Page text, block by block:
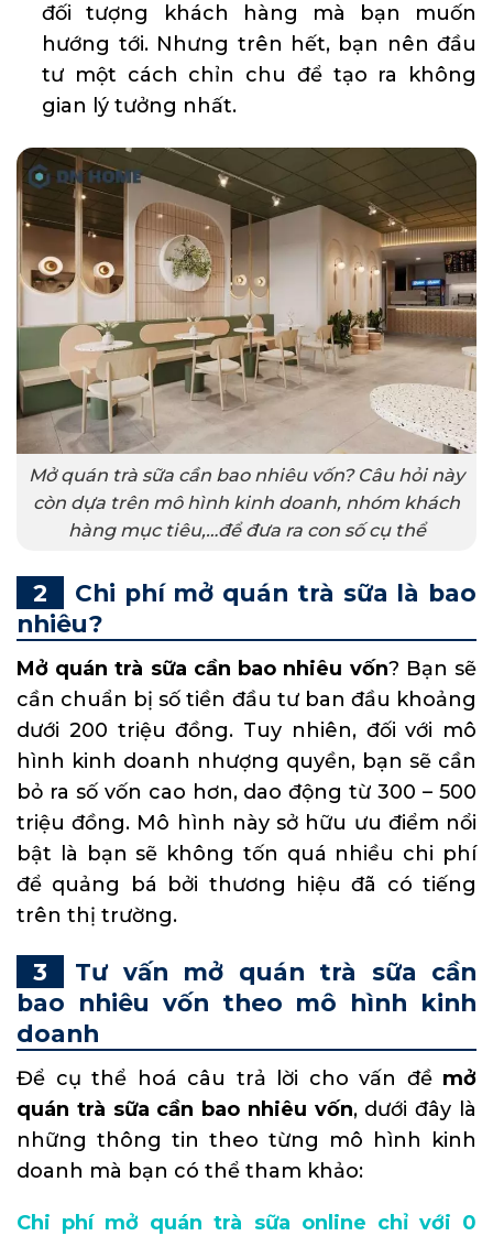
đối tượng khách hàng mà bạn muốn
hướng tới. Nhưng trên hết, bạn nên đầu
tư một cách chỉn chu để tạo ra không
gian lý tưởng nhất.
Mở quán trà sữa cần bao nhiêu vốn? Câu hỏi này
còn dựa trên mô hình kinh doanh, nhóm khách
hàng mục tiêu,…để đưa ra con số cụ thể
Chi phí mở quán trà sữa là bao
nhiêu?
Mở quán trà sữa cần bao nhiêu vốn? Bạn sẽ
cần chuẩn bị số tiền đầu tư ban đầu khoảng
dưới 200 triệu đồng. Tuy nhiên, đối với mô
hình kinh doanh nhượng quyền, bạn sẽ cần
bỏ ra số vốn cao hơn, dao động từ 300 – 500
triệu đồng. Mô hình này sở hữu ưu điểm nổi
bật là bạn sẽ không tốn quá nhiều chi phí
để quảng bá bởi thương hiệu đã có tiếng
trên thị trường.
Tư vấn mở quán trà sữa cần
bao nhiêu vốn theo mô hình kinh
doanh
Để cụ thể hoá câu trả lời cho vấn đề mở
quán trà sữa cần bao nhiêu vốn, dưới đây là
những thông tin theo từng mô hình kinh
doanh mà bạn có thể tham khảo:
Chi phí mở quán trà sữa online chỉ với 0